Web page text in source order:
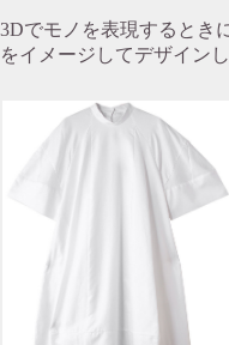
3Dでモノを表現するとき
をイメージしてデザイン